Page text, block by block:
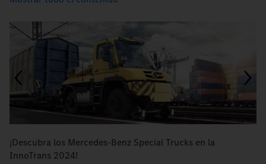
¡Descubra los Mercedes-Benz Special Trucks en la
InnoTrans 2024!